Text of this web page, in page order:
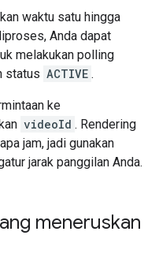
waktu satu hingga
Anda dapat
melakukan polling
status ACTIVE .
ke
videoId . Rendering
jam, jadi gunakan
jarak panggilan Anda.
meneruskan